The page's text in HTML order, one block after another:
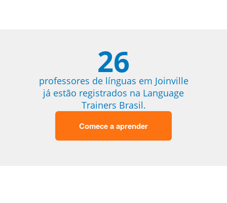
26
professores de línguas em Joinville
já estão registrados na Language
Trainers Brasil.
Comece a aprender